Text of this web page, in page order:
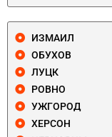
ИЗМАИЛ
ОБУХОВ
ЛУЦК
РОВНО
УЖГОРОД
ХЕРСОН